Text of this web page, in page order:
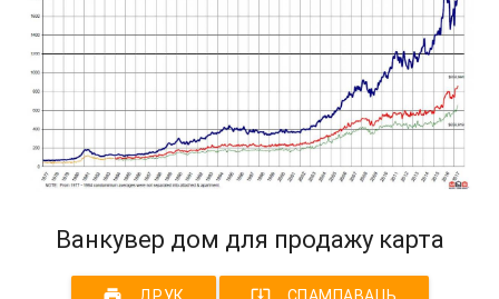
Ванкувер дом для продажу карта
ДРУК СПАМПАВАЦЬ